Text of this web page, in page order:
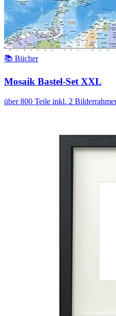
📚 Bücher
Mosaik Bastel-Set XXL
über 800 Teile inkl. 2